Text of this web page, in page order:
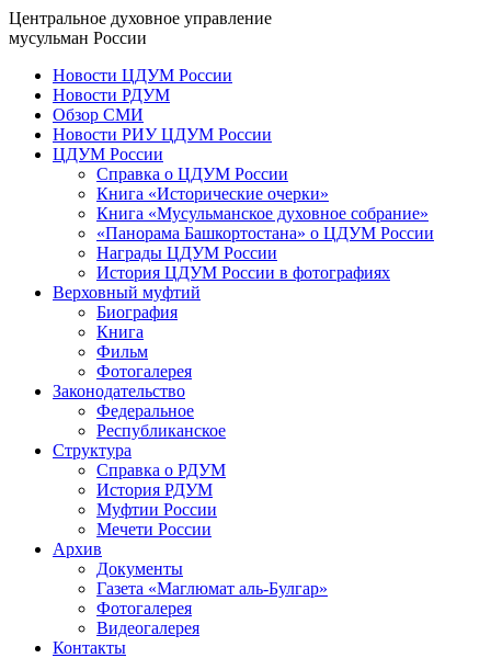
Центральное духовное управление
мусульман России
Новости ЦДУМ России
Новости РДУМ
Обзор СМИ
Новости РИУ ЦДУМ России
ЦДУМ России
Справка о ЦДУМ России
Книга «Исторические очерки»
Книга «Мусульманское духовное собрание»
«Панорама Башкортостана» о ЦДУМ России
Награды ЦДУМ России
История ЦДУМ России в фотографиях
Верховный муфтий
Биография
Книга
Фильм
Фотогалерея
Законодательство
Федеральное
Республиканское
Структура
Справка о РДУМ
История РДУМ
Муфтии России
Мечети России
Архив
Документы
Газета «Маглюмат аль-Булгар»
Фотогалерея
Видеогалерея
Контакты